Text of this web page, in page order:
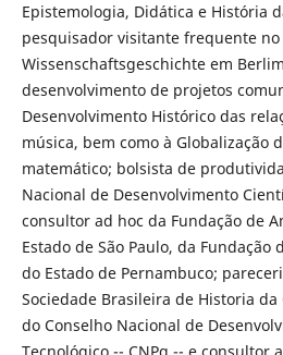
Epistemologia, Didática e História
pesquisador visitante frequente
Wissenschaftsgeschichte em
desenvolvimento de projetos
Desenvolvimento Histórico das
música, bem como à Globalização
matemático; bolsista de
Nacional de Desenvolvimento
consultor ad hoc da Fundação de
Estado de São Paulo, da Fundação
do Estado de Pernambuco;
Sociedade Brasileira de Historia
do Conselho Nacional de